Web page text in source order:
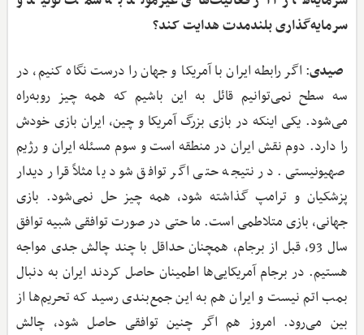
سرمایه‌گذاری بلندمدت هدایت کند؟
صیدی: اگر رابطه ایران با آمریکا و جهان را درست نگاه کنیم، در
سه سطح نمی‌توانیم قائل به این باشیم که همه چیز روبه‌راه
می‌شود. یکی اینکه در بازی بزرگ آمریکا و چین، ایران بازی خودش
را دارد. دوم نقش ایران در منطقه است و سوم مسئله ایران و رژیم
صهیونیستی. در نتیجه حتی اگر توافق شود یا مثلاً قرار دیدار
پزشکیان و ترامپ گذاشته شود، همه چیز حل نمی‌شود. بازی
جهانی، بازی متلاطمی است. ما حتی در صورت توافقی شبیه توافق
سال 93،‌ قبل از برجام، همچنان حداقل با چند چالش جدی مواجه
هستیم. در برجام آمریکایی‌ها اطمینان حاصل کردند ایران به دنبال
بمب اتم نیست و ایران هم به این جمع‌بندی رسید که تحریم‌ها از
بین می‌رود. امروز هم اگر چنین توافقی حاصل شود، چالش